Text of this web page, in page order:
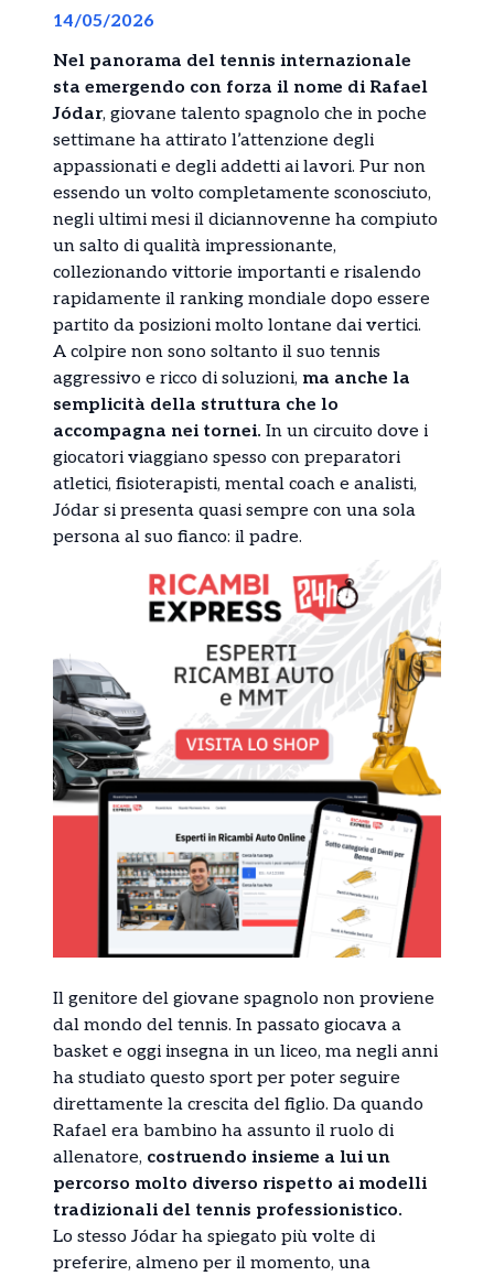
14/05/2026
Nel panorama del tennis internazionale
sta emergendo con forza il nome di Rafael
Jódar, giovane talento spagnolo che in poche
settimane ha attirato l’attenzione degli
appassionati e degli addetti ai lavori. Pur non
essendo un volto completamente sconosciuto,
negli ultimi mesi il diciannovenne ha compiuto
un salto di qualità impressionante,
collezionando vittorie importanti e risalendo
rapidamente il ranking mondiale dopo essere
partito da posizioni molto lontane dai vertici.
A colpire non sono soltanto il suo tennis
aggressivo e ricco di soluzioni, ma anche la
semplicità della struttura che lo
accompagna nei tornei. In un circuito dove i
giocatori viaggiano spesso con preparatori
atletici, fisioterapisti, mental coach e analisti,
Jódar si presenta quasi sempre con una sola
persona al suo fianco: il padre.
Il genitore del giovane spagnolo non proviene
dal mondo del tennis. In passato giocava a
basket e oggi insegna in un liceo, ma negli anni
ha studiato questo sport per poter seguire
direttamente la crescita del figlio. Da quando
Rafael era bambino ha assunto il ruolo di
allenatore, costruendo insieme a lui un
percorso molto diverso rispetto ai modelli
tradizionali del tennis professionistico.
Lo stesso Jódar ha spiegato più volte di
preferire, almeno per il momento, una